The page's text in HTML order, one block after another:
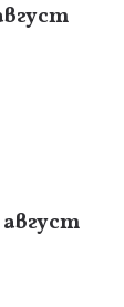
август